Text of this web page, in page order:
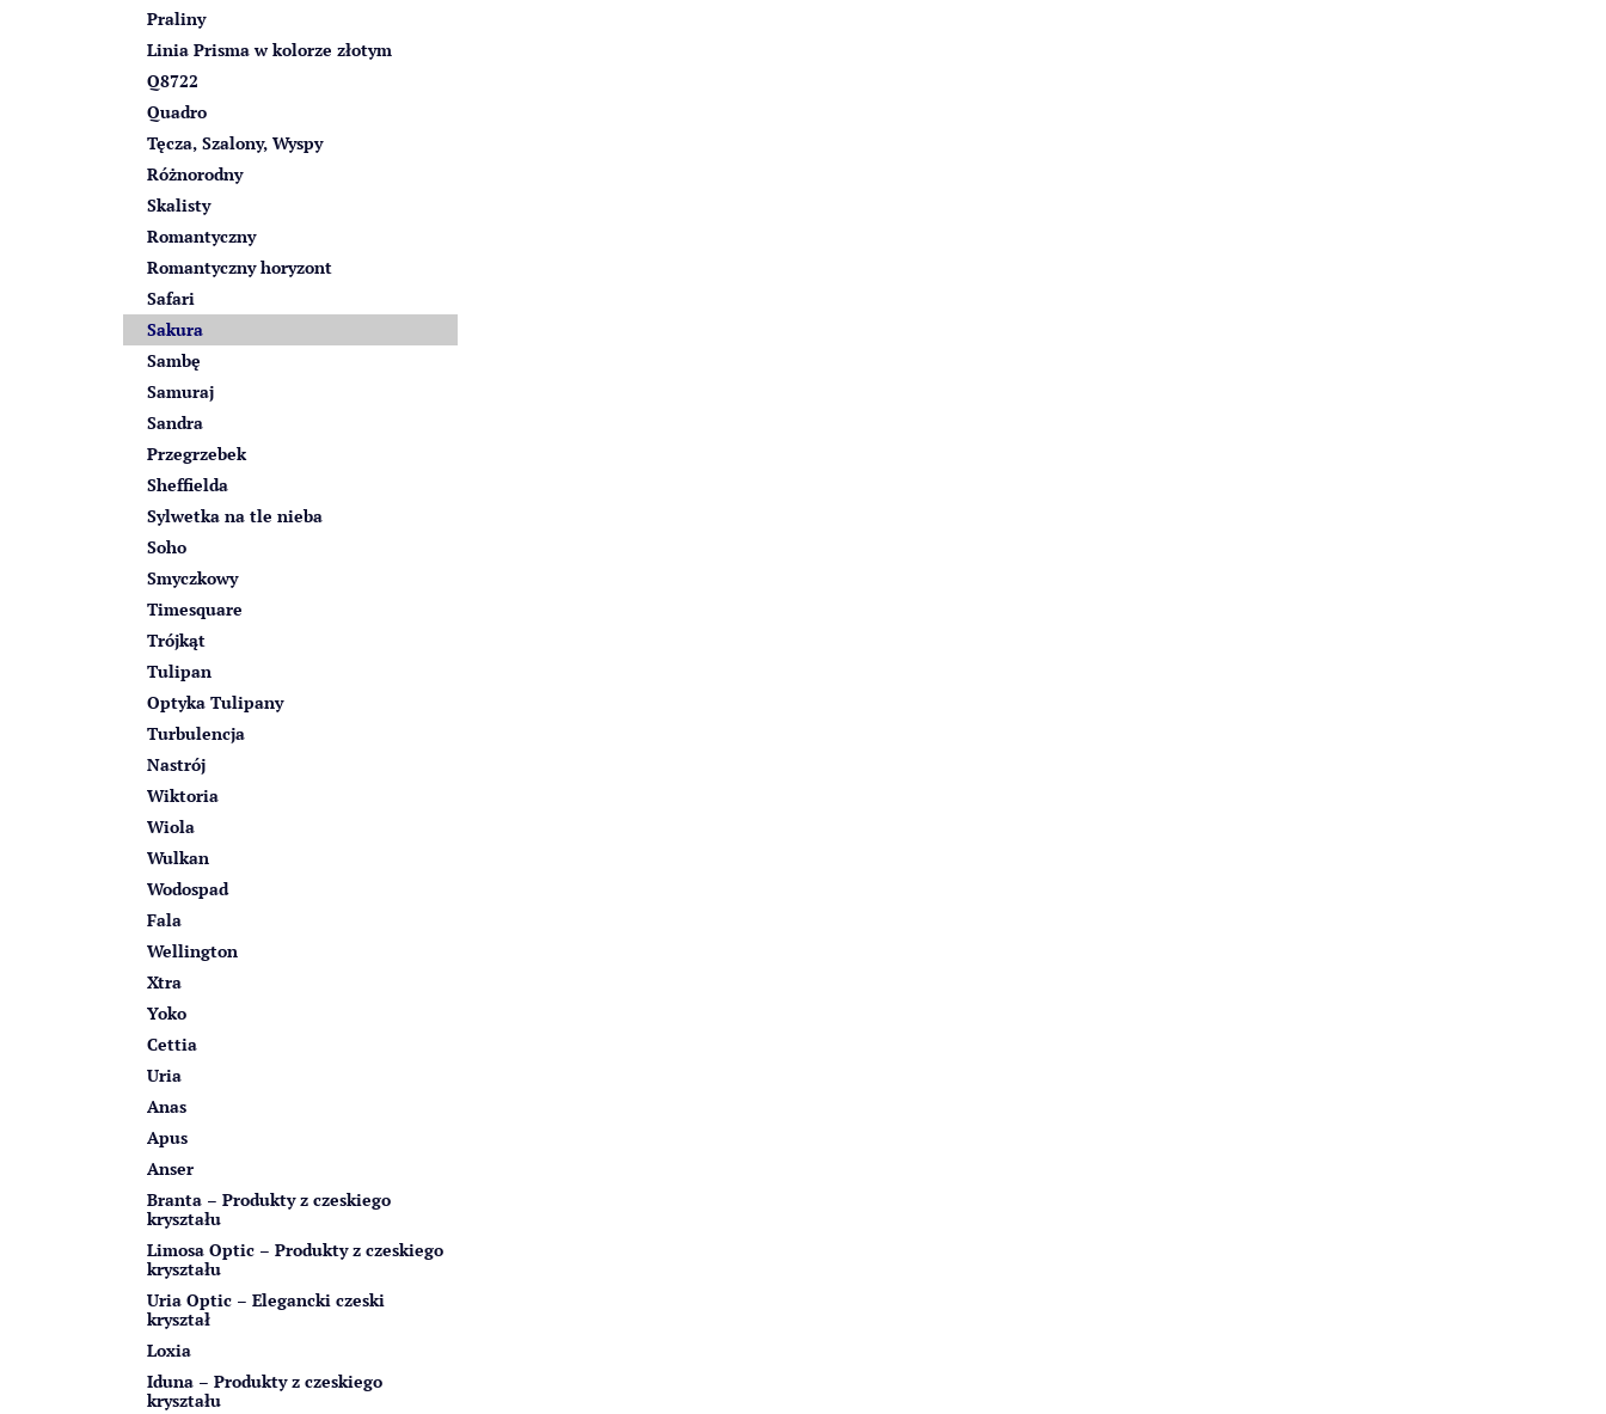
Praliny
Linia Prisma w kolorze złotym
Q8722
Quadro
Tęcza, Szalony, Wyspy
Różnorodny
Skalisty
Romantyczny
Romantyczny horyzont
Safari
Sakura
Sambę
Samuraj
Sandra
Przegrzebek
Sheffielda
Sylwetka na tle nieba
Soho
Smyczkowy
Timesquare
Trójkąt
Tulipan
Optyka Tulipany
Turbulencja
Nastrój
Wiktoria
Wiola
Wulkan
Wodospad
Fala
Wellington
Xtra
Yoko
Cettia
Uria
Anas
Apus
Anser
Branta – Produkty z czeskiego
kryształu
Limosa Optic – Produkty z czeskiego
kryształu
Uria Optic – Elegancki czeski
kryształ
Loxia
Iduna – Produkty z czeskiego
kryształu